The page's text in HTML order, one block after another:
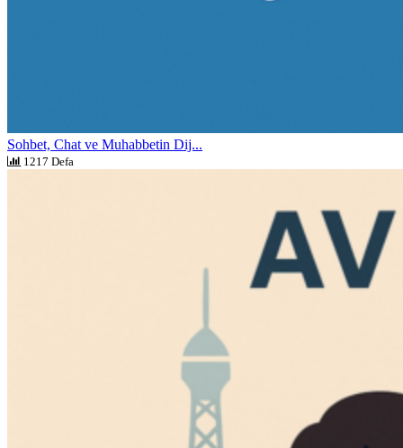
Sohbet, Chat ve Muhabbetin Dij...
1217 Defa